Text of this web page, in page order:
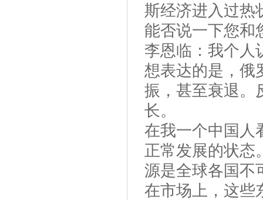
斯经济进入过热
能否说一下您和
李恩临：我个人
想表达的是，俄
振，甚至衰退。
长。
在我一个中国人
正常发展的状态
源是全球各国不
在市场上，这些